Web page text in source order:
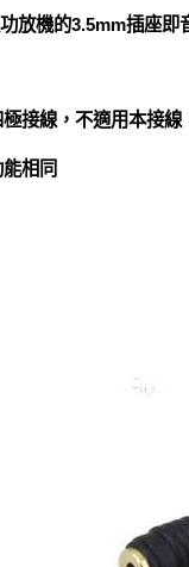
放機的3.5mm插座
接線，不適用本接線
相同